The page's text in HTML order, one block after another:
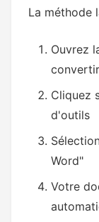
La méthode
Ouvrez
convertir
Cliquez
d'outils
Word"
Votre